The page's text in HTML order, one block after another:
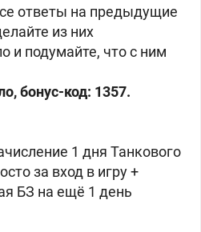
ответы на предыдущие
из них
и подумайте, что с ним
бонус-код: 1357.
1 дня Танкового
за вход в игру +
БЗ на ещё 1 день